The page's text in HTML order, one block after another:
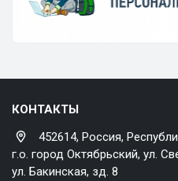
КОНТАКТЫ
452614, Россия,
г.о. город Октябрьский, ул.
ул. Бакинская, зд. 8